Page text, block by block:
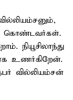
கொண்டவர்கள்.
நியூசிலாந்து
உணர்கிறேன்.
வில்லியம்சன்